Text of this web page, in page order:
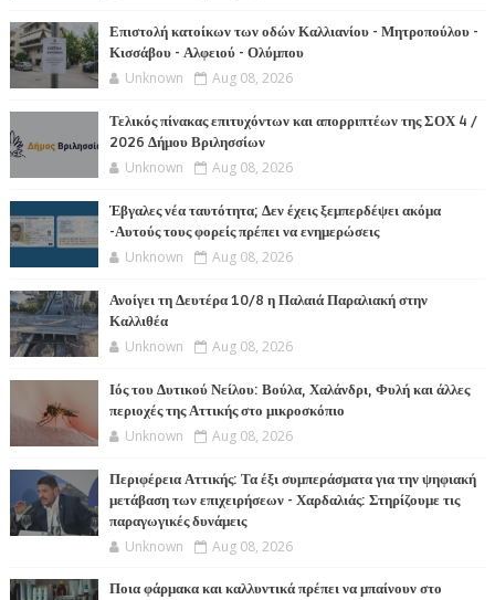
Επιστολή κατοίκων των οδών Καλλιανίου - Μητροπούλου -
Κισσάβου - Αλφειού - Ολύμπου
Unknown Aug 08, 2026
Τελικός πίνακας επιτυχόντων και απορριπτέων της ΣΟΧ 4 /
2026 Δήμου Βριλησσίων
Unknown Aug 08, 2026
Έβγαλες νέα ταυτότητα; Δεν έχεις ξεμπερδέψει ακόμα
-Αυτούς τους φορείς πρέπει να ενημερώσεις
Unknown Aug 08, 2026
Ανοίγει τη Δευτέρα 10/8 η Παλαιά Παραλιακή στην
Καλλιθέα
Unknown Aug 08, 2026
Ιός του Δυτικού Νείλου: Βούλα, Χαλάνδρι, Φυλή και άλλες
περιοχές της Αττικής στο μικροσκόπιο
Unknown Aug 08, 2026
Περιφέρεια Αττικής: Τα έξι συμπεράσματα για την ψηφιακή
μετάβαση των επιχειρήσεων - Χαρδαλιάς: Στηρίζουμε τις
παραγωγικές δυνάμεις
Unknown Aug 08, 2026
Ποια φάρμακα και καλλυντικά πρέπει να μπαίνουν στο